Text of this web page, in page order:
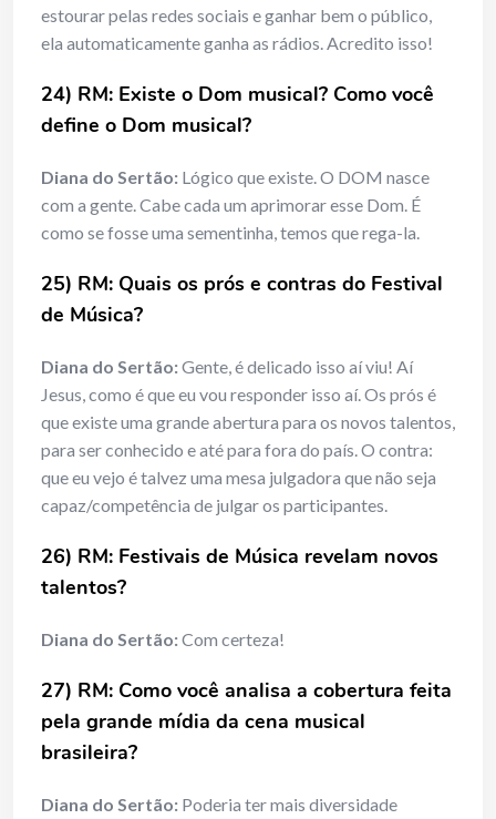
estourar pelas redes sociais e ganhar bem o público,
ela automaticamente ganha as rádios. Acredito isso!
24) RM: Existe o Dom musical? Como você
define o Dom musical?
Diana do Sertão: Lógico que existe. O DOM nasce
com a gente. Cabe cada um aprimorar esse Dom. É
como se fosse uma sementinha, temos que rega-la.
25) RM: Quais os prós e contras do Festival
de Música?
Diana do Sertão:Gente, é delicado isso aí viu! Aí
Jesus, como é que eu vou responder isso aí. Os prós é
que existe uma grande abertura para os novos talentos,
para ser conhecido e até para fora do país. O contra:
que eu vejo é talvez uma mesa julgadora que não seja
capaz/competência de julgar os participantes.
26) RM: Festivais de Música revelam novos
talentos?
Diana do Sertão:Com certeza!
27) RM: Como você analisa a cobertura feita
pela grande mídia da cena musical
brasileira?
Diana do Sertão: Poderia ter mais diversidade